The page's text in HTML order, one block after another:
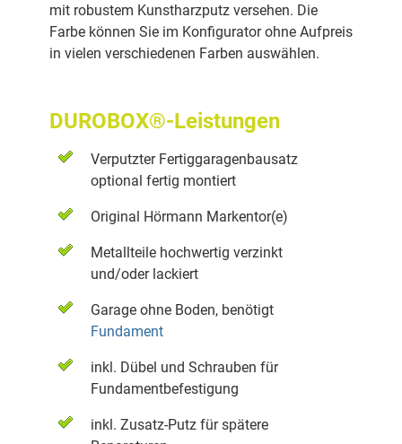
mit robustem Kunstharzputz versehen. Die
Farbe können Sie im Konfigurator ohne Aufpreis
in vielen verschiedenen Farben auswählen.
DUROBOX®-Leistungen
Verputzter Fertiggaragenbausatz
optional fertig montiert
Original Hörmann Markentor(e)
Metallteile hochwertig verzinkt
und/oder lackiert
Garage ohne Boden, benötigt
Fundament
inkl. Dübel und Schrauben für
Fundamentbefestigung
inkl. Zusatz-Putz für spätere